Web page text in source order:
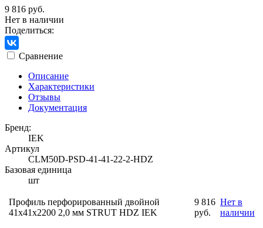
9 816 руб.
Нет в наличии
Поделиться:
Сравнение
Описание
Характеристики
Отзывы
Документация
Бренд:
IEK
Артикул
CLM50D-PSD-41-41-22-2-HDZ
Базовая единица
шт
Профиль перфорированный двойной
41х41х2200 2,0 мм STRUT HDZ IEK
9 816
руб.
Нет в
наличии